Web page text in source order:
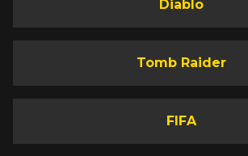
Diablo
Tomb Raider
FIFA